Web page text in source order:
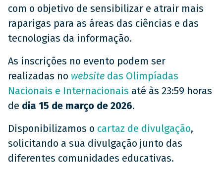
com o objetivo de sensibilizar e atrair mais
raparigas para as áreas das ciências e das
tecnologias da informação.
As inscrições no evento podem ser
realizadas no website das Olimpíadas
Nacionais e Internacionais até às 23:59 horas
de dia 15 de março de 2026.
Disponibilizamos o cartaz de divulgação,
solicitando a sua divulgação junto das
diferentes comunidades educativas.